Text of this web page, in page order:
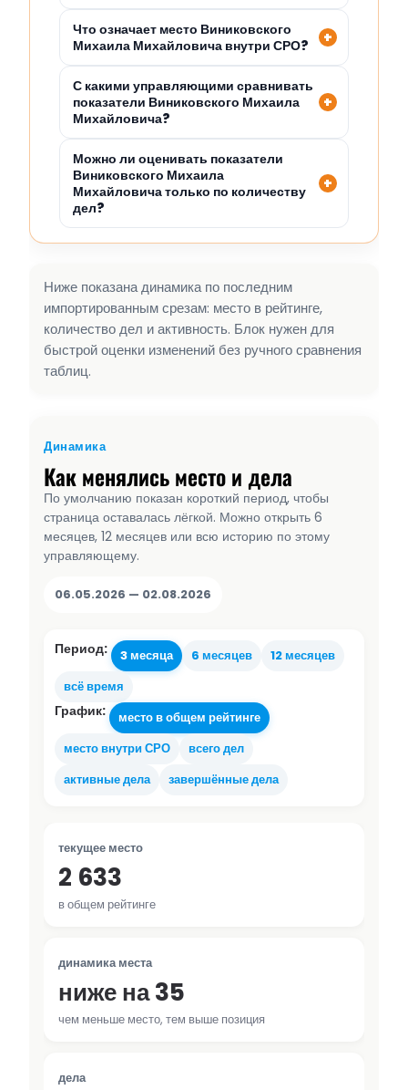
Что означает место Виниковского
Михаила Михайловича внутри СРО?
С какими управляющими сравнивать
показатели Виниковского Михаила
Михайловича?
Можно ли оценивать показатели
Виниковского Михаила
Михайловича только по количеству
дел?
Ниже показана динамика по последним
импортированным срезам: место в рейтинге,
количество дел и активность. Блок нужен для
быстрой оценки изменений без ручного сравнения
таблиц.
Динамика
Как менялись место и дела
По умолчанию показан короткий период, чтобы
страница оставалась лёгкой. Можно открыть 6
месяцев, 12 месяцев или всю историю по этому
управляющему.
06.05.2026 — 02.08.2026
Период: 3 месяца 6 месяцев
12 месяцев
всё время
График:
место в общем рейтинге
место внутри СРО
всего дел
активные дела
завершённые дела
текущее место
2 633
в общем рейтинге
динамика места
ниже на 35
чем меньше место, тем выше позиция
дела